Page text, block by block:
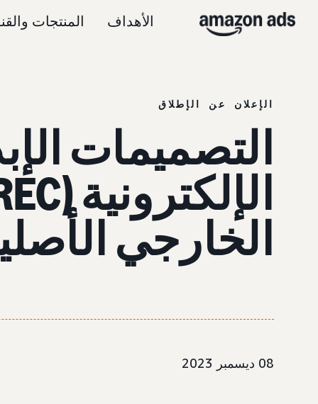
الأهداف المنتجات
الإعلان عن الإطلاق
التصميمات
الإلكترونية (REC)
الخارجي
08 ديسمبر 2023